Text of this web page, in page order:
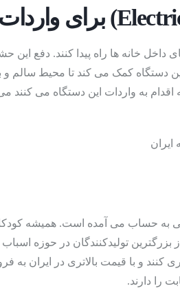
ها راه پیدا کنند. دفع این
کمک می کند تا محیط سالم و
به حساب می آمده است. همیشه
تولیدکنندگان در حوزه اسباب
کنند و با قیمت بالاتری در ایران
را دارند.